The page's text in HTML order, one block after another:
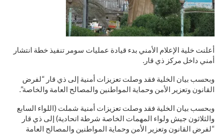
أعلنت خلية الإعلام الأمني بدء قيادة عمليات سومر تنفيذ خطة انتشار
أمني داخل مركز ذي قار.
وبحسب بيان الخلية فقد وصلت تعزيزات أمنية إلى ذي قار “لفرض
القانون وتعزير الأمن وحماية المواطنين والمصالح العامة والخاصة”.
وبحسب بيان الخلية فقد وصلت تعزيزات أمنية شملت (اللواء السابع
والثلاثون جيش ولواء المهمات الخاصة شرطة اتحادية) إلى ذي قار
“لفرض القانون وتعزير الأمن وحماية المواطنين والمصالح العامة